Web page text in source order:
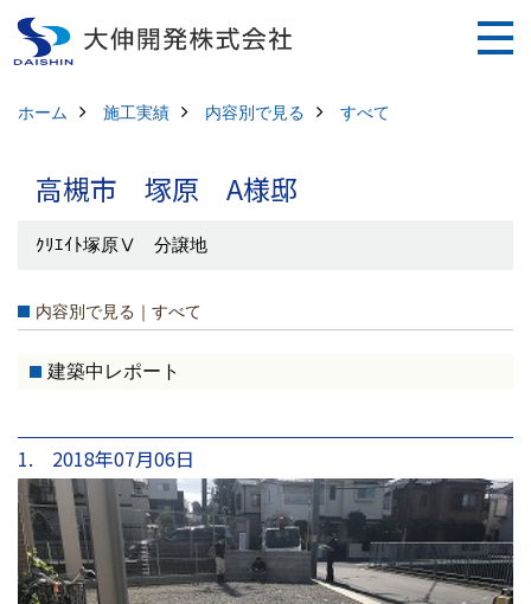
ホーム 施工実績 内容別で見る すべて
高槻市 塚原 A様邸
ｸﾘｴｲﾄ塚原Ⅴ 分譲地
内容別で見る｜すべて
建築中レポート
1. 2018年07月06日